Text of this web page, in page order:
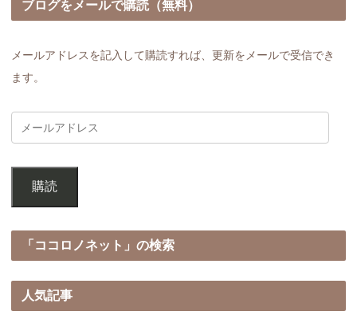
ブログをメールで購読（無料）
メールアドレスを記入して購読すれば、更新をメールで受信でき
ます。
購読
「ココロノネット」の検索
人気記事